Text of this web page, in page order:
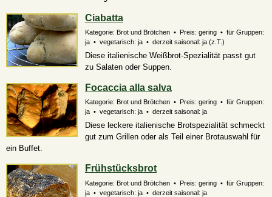
Ciabatta
Kategorie: Brot und Brötchen • Preis: gering • für Gruppen:
ja • vegetarisch: ja • derzeit saisonal: ja (z.T.)
Diese italienische Weißbrot-Spezialität passt gut
zu Salaten oder Suppen.
Focaccia alla salva
Kategorie: Brot und Brötchen • Preis: gering • für Gruppen:
ja • vegetarisch: ja • derzeit saisonal: ja
Diese leckere italienische Brotspezialität schmeckt
gut zum Grillen oder als Teil einer Brotauswahl für
ein Buffet.
Frühstücksbrot
Kategorie: Brot und Brötchen • Preis: gering • für Gruppen:
ja • vegetarisch: ja • derzeit saisonal: ja